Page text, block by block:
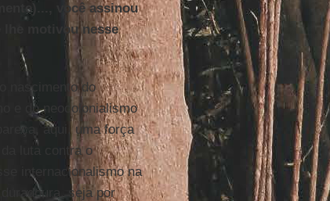
você assinou
lhe motivou nesse
nascimento do
e do neocolonialismo
aqui, uma força
luta contra o
internacionalismo na
seja por